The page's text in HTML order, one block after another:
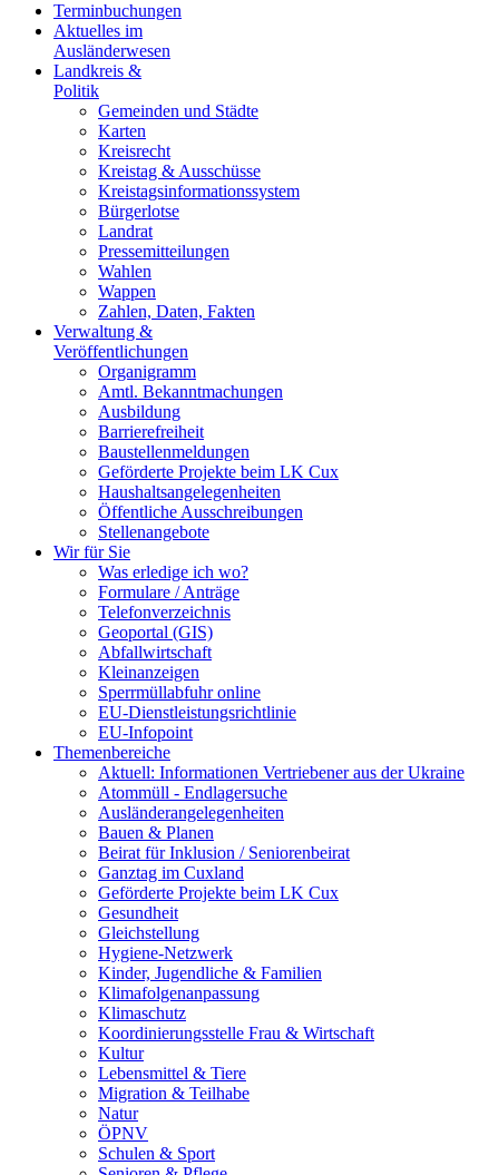
Terminbuchungen
Aktuelles im
Ausländerwesen
Landkreis &
Politik
Gemeinden und Städte
Karten
Kreisrecht
Kreistag & Ausschüsse
Kreistagsinformationssystem
Bürgerlotse
Landrat
Pressemitteilungen
Wahlen
Wappen
Zahlen, Daten, Fakten
Verwaltung &
Veröffentlichungen
Organigramm
Amtl. Bekanntmachungen
Ausbildung
Barrierefreiheit
Baustellenmeldungen
Geförderte Projekte beim LK Cux
Haushaltsangelegenheiten
Öffentliche Ausschreibungen
Stellenangebote
Wir für Sie
Was erledige ich wo?
Formulare / Anträge
Telefonverzeichnis
Geoportal (GIS)
Abfallwirtschaft
Kleinanzeigen
Sperrmüllabfuhr online
EU-Dienstleistungsrichtlinie
EU-Infopoint
Themenbereiche
Aktuell: Informationen Vertriebener aus der Ukraine
Atommüll - Endlagersuche
Ausländerangelegenheiten
Bauen & Planen
Beirat für Inklusion / Seniorenbeirat
Ganztag im Cuxland
Geförderte Projekte beim LK Cux
Gesundheit
Gleichstellung
Hygiene-Netzwerk
Kinder, Jugendliche & Familien
Klimafolgenanpassung
Klimaschutz
Koordinierungsstelle Frau & Wirtschaft
Kultur
Lebensmittel & Tiere
Migration & Teilhabe
Natur
ÖPNV
Schulen & Sport